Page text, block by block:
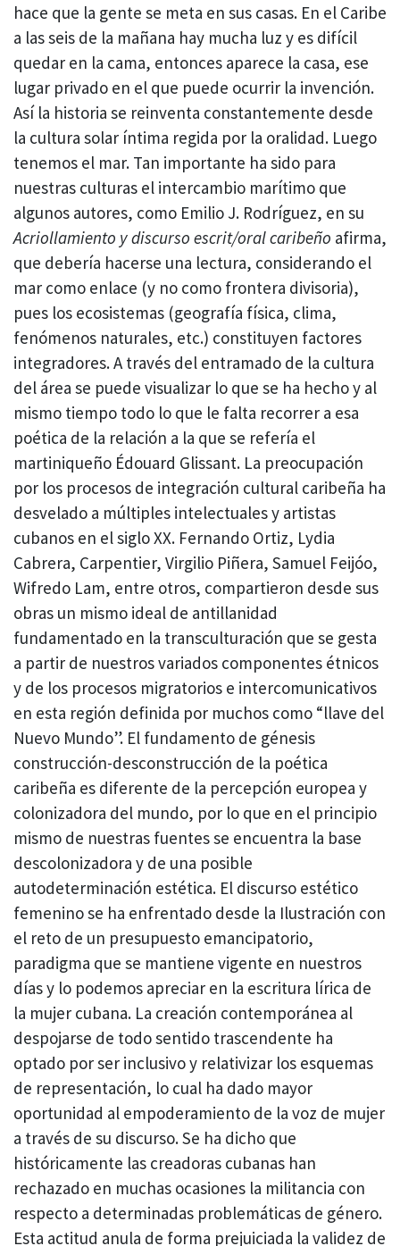
hace que la gente se meta en sus casas. En el Caribe
a las seis de la mañana hay mucha luz y es difícil
quedar en la cama, entonces aparece la casa, ese
lugar privado en el que puede ocurrir la invención.
Así la historia se reinventa constantemente desde
la cultura solar íntima regida por la oralidad. Luego
tenemos el mar. Tan importante ha sido para
nuestras culturas el intercambio marítimo que
algunos autores, como Emilio J. Rodríguez, en su
Acriollamiento y discurso escrit/oral caribeño afirma,
que debería hacerse una lectura, considerando el
mar como enlace (y no como frontera divisoria),
pues los ecosistemas (geografía física, clima,
fenómenos naturales, etc.) constituyen factores
integradores. A través del entramado de la cultura
del área se puede visualizar lo que se ha hecho y al
mismo tiempo todo lo que le falta recorrer a esa
poética de la relación a la que se refería el
martiniqueño Édouard Glissant. La preocupación
por los procesos de integración cultural caribeña ha
desvelado a múltiples intelectuales y artistas
cubanos en el siglo XX. Fernando Ortiz, Lydia
Cabrera, Carpentier, Virgilio Piñera, Samuel Feijóo,
Wifredo Lam, entre otros, compartieron desde sus
obras un mismo ideal de antillanidad
fundamentado en la transculturación que se gesta
a partir de nuestros variados componentes étnicos
y de los procesos migratorios e intercomunicativos
en esta región definida por muchos como “llave del
Nuevo Mundo”. El fundamento de génesis
construcción-desconstrucción de la poética
caribeña es diferente de la percepción europea y
colonizadora del mundo, por lo que en el principio
mismo de nuestras fuentes se encuentra la base
descolonizadora y de una posible
autodeterminación estética. El discurso estético
femenino se ha enfrentado desde la Ilustración con
el reto de un presupuesto emancipatorio,
paradigma que se mantiene vigente en nuestros
días y lo podemos apreciar en la escritura lírica de
la mujer cubana. La creación contemporánea al
despojarse de todo sentido trascendente ha
optado por ser inclusivo y relativizar los esquemas
de representación, lo cual ha dado mayor
oportunidad al empoderamiento de la voz de mujer
a través de su discurso. Se ha dicho que
históricamente las creadoras cubanas han
rechazado en muchas ocasiones la militancia con
respecto a determinadas problemáticas de género.
Esta actitud anula de forma prejuiciada la validez de